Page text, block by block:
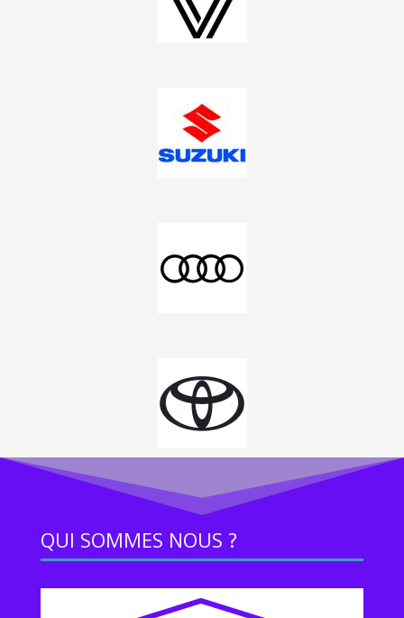
QUI SOMMES NOUS ?